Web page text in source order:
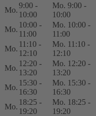
Mo.
9:00 -
10:00
Mo. 9:00 -
10:00
Mo.
10:00 -
11:00
Mo. 10:00 -
11:00
Mo.
11:10 -
12:10
Mo. 11:10 -
12:10
Mo.
12:20 -
13:20
Mo. 12:20 -
13:20
Mo.
15:30 -
16:30
Mo. 15:30 -
16:30
Mo.
18:25 -
19:20
Mo. 18:25 -
19:20